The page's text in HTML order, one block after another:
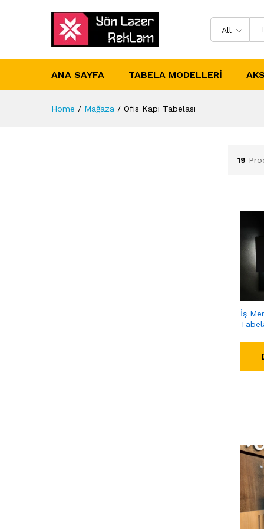
All
ANA SAYFA TABELA MODELLERI
Home / Mağaza / Ofis Kapı Tabelası
19
İş